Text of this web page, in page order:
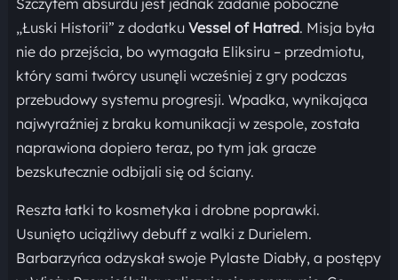
„Łuski Historii” z dodatku Vessel of Hatred. Misja była
nie do przejścia, bo wymagała Eliksiru – przedmiotu,
który sami twórcy usunęli wcześniej z gry podczas
przebudowy systemu progresji. Wpadka, wynikająca
najwyraźniej z braku komunikacji w zespole, została
naprawiona dopiero teraz, po tym jak gracze
bezskutecznie odbijali się od ściany.
Reszta łatki to kosmetyka i drobne poprawki.
Usunięto uciążliwy debuff z walki z Durielem.
Barbarzyńca odzyskał swoje Pylaste Diabły, a postępy